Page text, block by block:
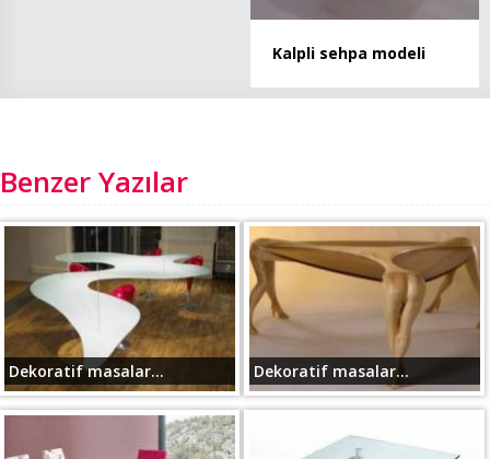
Kalpli sehpa modeli
Benzer Yazılar
Dekoratif masalar... Dekoratif masalar...